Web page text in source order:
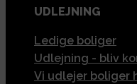
UDLEJNING
Ledige boliger
Udlejning - bliv
Vi udlejer boliger